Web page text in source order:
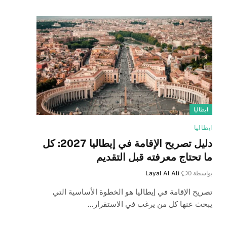
ايطاليا
ايطاليا
دليل تصريح الإقامة في إيطاليا 2027: كل
ما تحتاج معرفته قبل التقديم
بواسطة Layal Al Ali 0
تصريح الإقامة في إيطاليا هو الخطوة الأساسية التي
يبحث عنها كل من يرغب في الاستقرار…